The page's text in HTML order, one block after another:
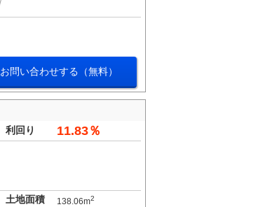
お問い合わせする（無料）
利回り 11.83％
土地面積 138.06m2